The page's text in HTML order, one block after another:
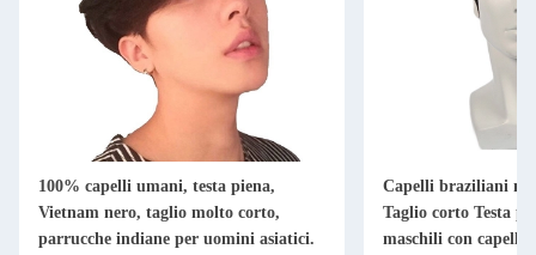
100% capelli umani, testa piena,
Vietnam nero, taglio molto corto,
parrucche indiane per uomini asiatici.
Capelli braziliani
Taglio corto Testa
maschili con capello